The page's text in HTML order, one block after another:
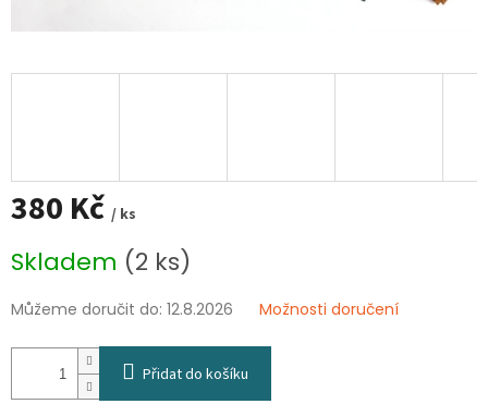
380 Kč / ks
cena:
Skladem (2 ks)
Můžeme doručit do: 12.8.2026 Možnosti doručení
Přidat do košíku